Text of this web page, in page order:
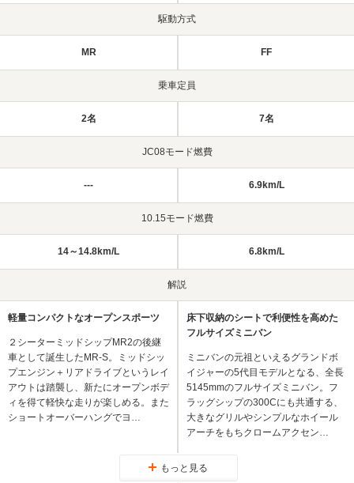
駆動方式
MR FF
乗車定員
2名 7名
JC08モード燃費
--- 6.9km/L
10.15モード燃費
14～14.8km/L 6.8km/L
解説
軽量コンパクトなオープンスポーツ
２シーターミッドシップMR2の後継
車として誕生したMR-S。ミッドシッ
プエンジン＋リアドライブというレイ
アウトは踏襲し、新たにオープンボデ
ィを得て軽快な走りが楽しめる。また
ショートオーバーハングでヨ…
床下収納のシートで利便性を高めた
フルサイズミニバン
ミニバンの元祖といえるグランドボ
イジャーの5代目モデルとなる、全長
5145mmのフルサイズミニバン。フ
ラッグシップの300Cにも共通する、
大きなグリルやシンプルなホイール
アーチをもちクロームアクセン…
もっと見る